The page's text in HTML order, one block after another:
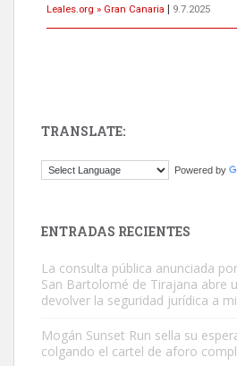
Leales.org » Gran Canaria
9.7.2025
El ayuntamiento se va a llevar a Los
Gato manso encontrado
TRANSLATE:
Powered by
ENTRADAS RECIENTES
La consulta pública anunciada
San Bartolomé de Tirajana abre
devolver la seguridad jurídica a
Mogán Sunset Run sella su
colgando el cartel de aforo